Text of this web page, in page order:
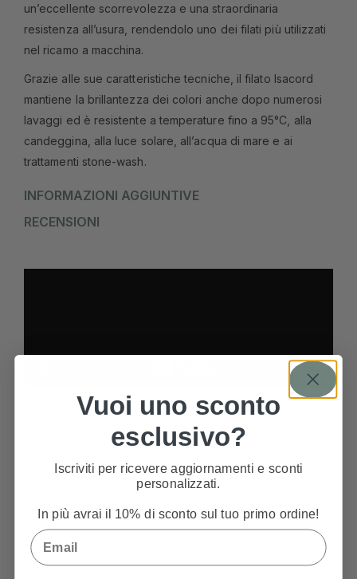
un’eccellente scorrevolezza e una straordinaria
resistenza all’usura, rendendolo uno dei filati più utilizzati
nel ricamo a macchina.
Grazie alle sue caratteristiche tecniche, il filato Isacord
mantiene la brillantezza dei colori anche dopo numerosi
lavaggi ed è resistente a temperature fino a 95°C, alla
candeggina, alla luce solare, all’acqua di mare e ai
trattamenti stone-wash.
INFORMAZIONI AGGIUNTIVE
RECENSIONI
PRODOTTI CORRELATI
Vuoi uno sconto
esclusivo?
Iscriviti per ricevere aggiornamenti e sconti
personalizzati.
In più avrai il 10% di sconto sul tuo primo ordine!
Email